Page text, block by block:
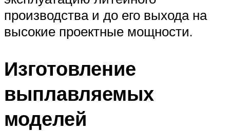
производства и до его выхода на
высокие проектные мощности.
Изготовление
выплавляемых
моделей